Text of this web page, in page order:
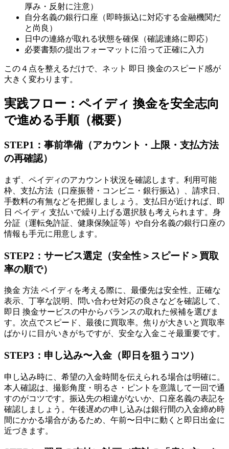
厚み・反射に注意）
自分名義の銀行口座（即時振込に対応する金融機関だ
と尚良）
日中の連絡が取れる状態を確保（確認連絡に即応）
必要書類の提出フォーマットに沿って正確に入力
この４点を整えるだけで、ネット 即日 換金のスピード感が
大きく変わります。
実践フロー：ペイディ 換金を安全志向
で進める手順（概要）
STEP1：事前準備（アカウント・上限・支払方法
の再確認）
まず、ペイディのアカウント状況を確認します。利用可能
枠、支払方法（口座振替・コンビニ・銀行振込）、請求日、
手数料の有無などを把握しましょう。支払日が近ければ、即
日 ペイディ 支払いで繰り上げる選択肢も考えられます。身
分証（運転免許証、健康保険証等）や自分名義の銀行口座の
情報も手元に用意します。
STEP2：サービス選定（安全性＞スピード＞買取
率の順で）
換金 方法 ペイディを考える際に、最優先は安全性。正確な
表示、丁寧な説明、問い合わせ対応の良さなどを確認して、
即日 換金サービスの中からバランスの取れた候補を選びま
す。次点でスピード、最後に買取率。焦りが大きいと買取率
ばかりに目がいきがちですが、安全な入金こそ最重要です。
STEP3：申し込み〜入金（即日を狙うコツ）
申し込み時に、希望の入金時間を伝えられる場合は明確に。
本人確認は、撮影角度・明るさ・ピントを意識して一回で通
すのがコツです。振込先の相違がないか、口座名義の表記を
確認しましょう。午後遅めの申し込みは銀行間の入金締め時
間にかかる場合があるため、午前〜日中に動くと即日出金に
近づきます。